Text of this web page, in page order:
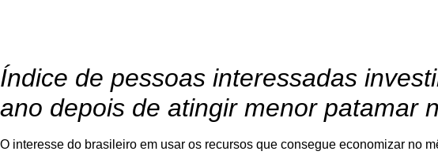
Índice de pessoas interessadas
ano depois de atingir menor patamar
O interesse do brasileiro em usar os recursos que consegue economizar no